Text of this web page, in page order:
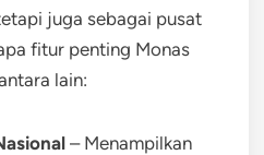
juga sebagai pusat
fitur penting Monas
lain:
– Menampilkan